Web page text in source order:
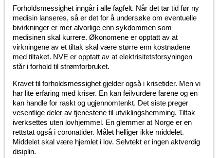
Forholdsmessighet inngår i alle fagfelt. Når det tar tid før ny
medisin lanseres, så er det for å undersøke om eventuelle
bivirkninger er mer alvorlige enn sykdommen som
medisinen skal kurrere. Økonomene er opptatt av at
virkningene av et tiltak skal være større enn kostnadene
med tiltaket. NVE er opptatt av at elektrisitetsforsyningen
står i forhold til strømforbruket.
Kravet til forholdsmessighet gjelder også i krisetider. Men vi
har lite erfaring med kriser. En kan feilvurdere farene og en
kan handle for raskt og ugjennomtenkt. Det siste preger
vesentlige deler av tjenestene til utviklingshemming. Tiltak
iverksettes uten lovhjemmel. En glemmer at Norge er en
rettstat også i coronatider. Målet helliger ikke middelet.
Middelet skal være hjemlet i lov. Selvtekt er ingen aktverdig
disiplin.